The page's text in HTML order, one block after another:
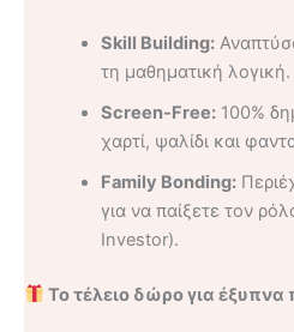
Skill Building:
τη μαθηματική λογική.
Screen-Free:100%
χαρτί, ψαλίδι και
Family Bonding:
για να παίξετε τον
Investor).
Το τέλειο δώρο για έξυπνα